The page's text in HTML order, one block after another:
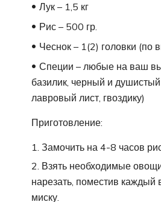
Лук – 1,5 кг
Рис – 500 гр.
Чеснок – 1(2) головки (по
Специи – любые на ваш
базилик, черный и
лавровый лист, гвоздику)
Приготовление:
Замочить на 4-8 часов
Взять необходимые
нарезать, поместив каждый
миску.